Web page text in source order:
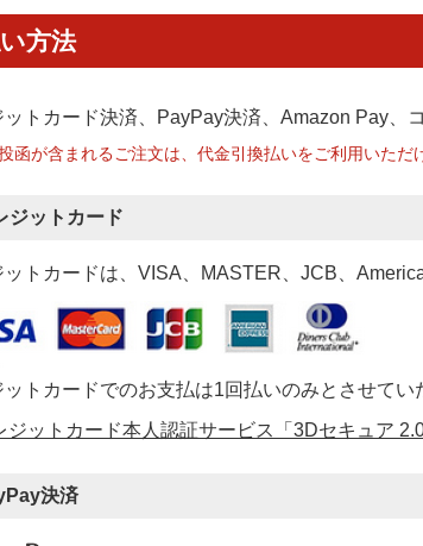
方法
ットカード決済、PayPay決済 、Amazon Pay、
函が含まれるご注文は、代金引換払いをご利用いただ
ジットカード
ットカードは、VISA、MASTER、JCB、
ットカードでのお支払は1回払いのみとさせてい
ジットカード本人認証サービス「3Dセキュア
決済